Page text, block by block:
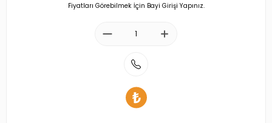
Fiyatları Görebilmek İçin Bayi Girişi Yapınız.